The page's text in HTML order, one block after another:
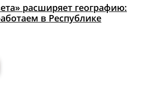
расширяет географию:
в Республике